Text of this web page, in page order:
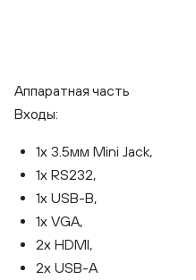
Аппаратная часть
Входы:
1x 3.5мм Mini Jack,
1x RS232,
1x USB-B,
1x VGA,
2x HDMI,
2x USB-A